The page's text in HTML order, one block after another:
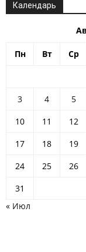
Календарь
Пн Вт Ср
3
4 5
10
11 12
17
18 19
24
25 26
31
« Июл